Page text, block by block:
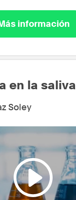
información
en la saliva
Soley